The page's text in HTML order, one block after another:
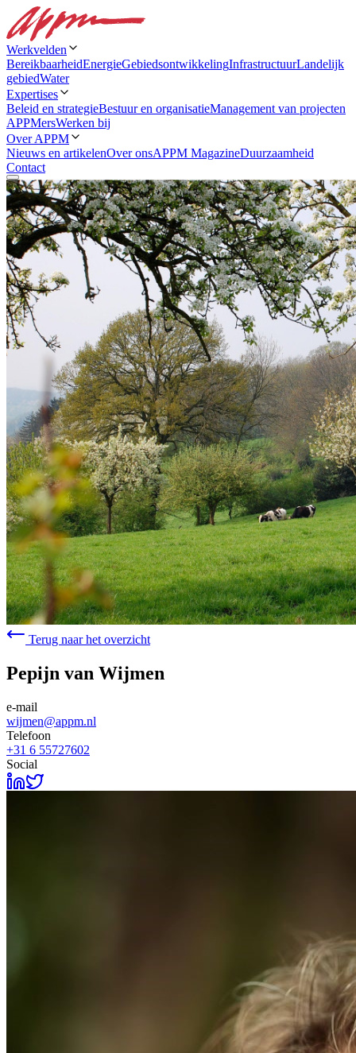
Werkvelden
BereikbaarheidEnergieGebiedsontwikkelingInfrastructuurLandelijk
gebiedWater
Expertises
Beleid en strategieBestuur en organisatieManagement van projecten
APPMersWerken bij
Over APPM
Nieuws en artikelenOver onsAPPM MagazineDuurzaamheid
Contact
Terug naar het overzicht
Pepijn van Wijmen
e-mail
wijmen@appm.nl
Telefoon
+31 6 55727602
Social